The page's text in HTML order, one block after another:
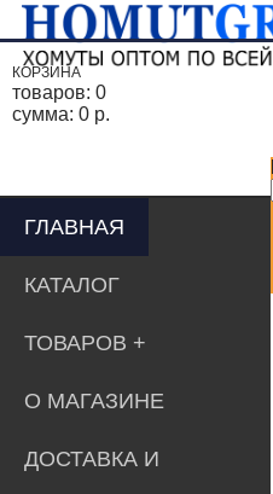
КОРЗИНА
товаров: 0
сумма: 0 р.
ГЛАВНАЯ
КАТАЛОГ
ТОВАРОВ
О МАГАЗИНЕ
ДОСТАВКА И